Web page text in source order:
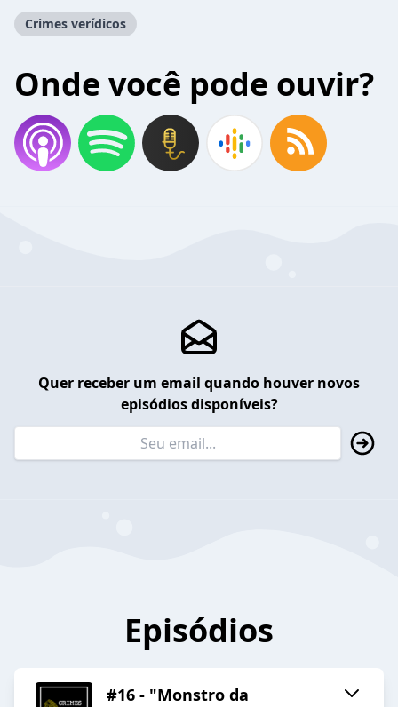
Crimes verídicos
Onde você pode ouvir?
Quer receber um email quando houver novos
episódios disponíveis?
Episódios
#16 - "Monstro da